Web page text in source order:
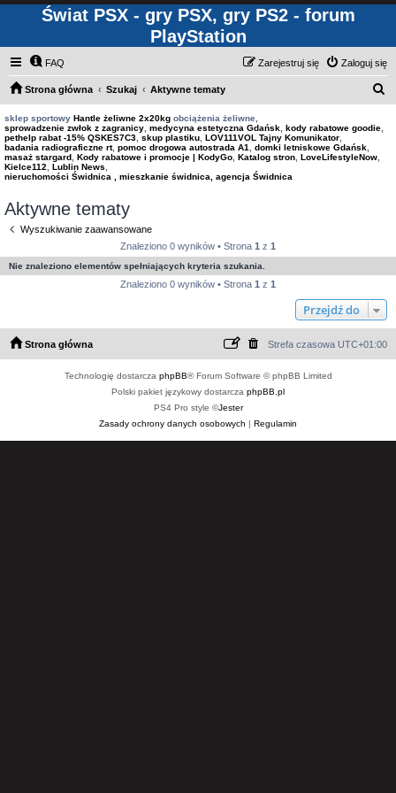
Świat PSX - gry PSX, gry PS2 - forum
PlayStation
FAQ Zaloguj się
Zarejestruj się
Strona główna Szukaj Aktywne tematy
sklep sportowy Hantle żeliwne 2x20kg obciążenia żeliwne,
sprowadzenie zwłok z zagranicy medycyna estetyczna Gdańsk kody rabatowe goodie
pethelp rabat -15% QSKES7C3 skup plastiku LOV111VOL Tajny Komunikator
badania radiograficzne rt, pomoc drogowa autostrada A1 domki letniskowe Gdańsk
masaż stargard Kody rabatowe i promocje | KodyGo Katalog stron LoveLifestyleNow
Kielce112
Lublin News
nieruchomości Świdnica , mieszkanie świdnica, agencja Świdnica
Aktywne tematy
Wyszukiwanie zaawansowane
Znaleziono 0 wyników • Strona 1 z 1
Nie znaleziono elementów spełniających kryteria szukania.
Znaleziono 0 wyników • Strona 1 z 1
Przejdź do
Strona główna Strefa czasowa UTC+01:00
Technologię dostarcza phpBB® Forum Software © phpBB Limited
Polski pakiet językowy dostarcza phpBB.pl
PS4 Pro style ©Jester
Zasady ochrony danych osobowych | Regulamin